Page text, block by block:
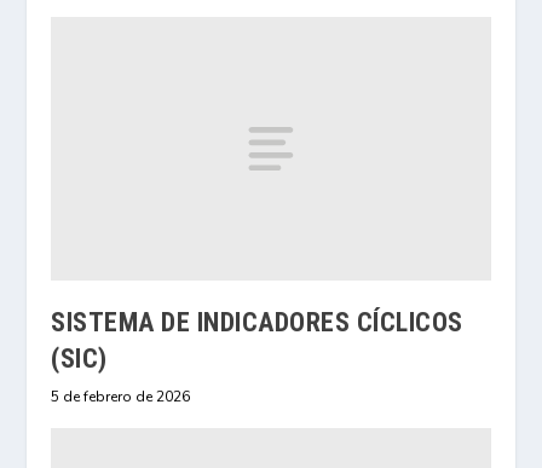
SISTEMA DE INDICADORES CÍCLICOS
(SIC)
5 de febrero de 2026